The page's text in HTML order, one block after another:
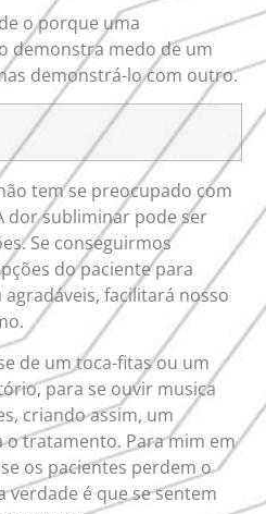
o porque uma
demonstra medo de um
demonstrá-lo com outro.
tem se preocupado com
dor subliminar pode ser
Se conseguirmos
do paciente para
facilitará nosso
de um toca-fitas ou um
para se ouvir musica
criando assim, um
o tratamento. Para mim em
os pacientes perdem o
verdade é que se sentem